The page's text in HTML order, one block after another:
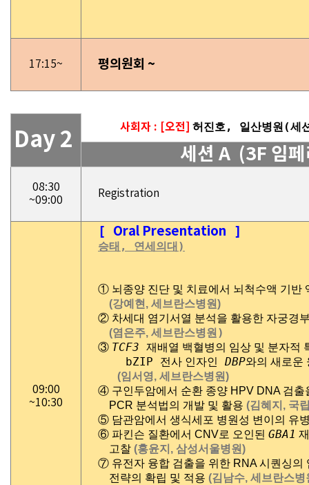
17:15~ 평의원회 ~
Day 2 사회자 : [오전] 허진호, 일산병원(세
세션 A (3F 임
08:30
~09:00
Registration
09:00
~10:30
[ Oral Presentation
승태, 연세의대)
① 뇌종양 진단 및 치료에서 뇌척수액 기반
(강예현, 세브란스병원)
② 차세대 염기서열 분석을 활용한 자궁경
(염은주, 세브란스병원 )
③ TCF3 재배열 백혈병의 임상 및 분자적
bZIP 전사 인자인 DBP와의 새로운
(임서영, 세브란스병원)
④ 구인두암에서 순환 종양 HPV DNA 검
PCR 분석법의 개발 및 활용 (김혜지, 국
⑤ 담관암에서 생식세포 병원성 변이의 유
⑥ 파킨슨 질환에서 CNV로 오인된 GBA1
고찰 (홍윤지, 삼성서울병원)
⑦ 유전자 융합 검출을 위한 RNA 시퀀싱의
전략의 확립 및 적용 (김남수, 세브란스병